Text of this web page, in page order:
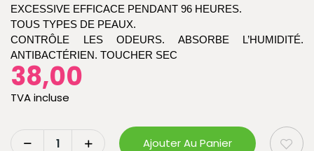
EXCESSIVE EFFICACE PENDANT 96 HEURES.
TOUS TYPES DE PEAUX.
CONTRÔLE LES ODEURS. ABSORBE L’HUMIDITÉ.
ANTIBACTÉRIEN. TOUCHER SEC
38,00
TVA incluse
Ajouter Au Panier